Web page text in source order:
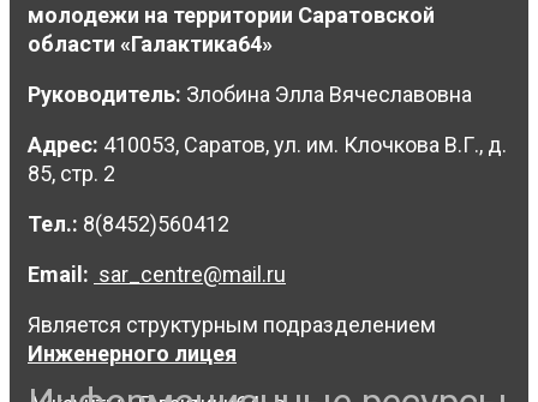
молодежи на территории Саратовской
области «Галактика64»
Руководитель: Злобина Элла Вячеславовна
Адрес: 410053, Саратов, ул. им. Клочкова В.Г., д.
85, стр. 2
Тел.: 8(8452)560412
Email: sar_centre@mail.ru
Является структурным подразделением
Инженерного лицея